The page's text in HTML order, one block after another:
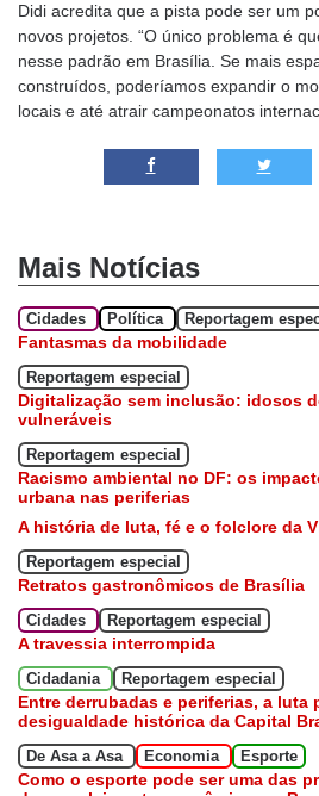
Didi acredita que a pista pode ser um
novos projetos. “O único problema é
nesse padrão em Brasília. Se mais
construídos, poderíamos expandir o
locais e até atrair campeonatos
Mais Notícias
Cidades Política Reportagem
Fantasmas da mobilidade
Reportagem especial
Digitalização sem inclusão: idosos
vulneráveis
Reportagem especial
Racismo ambiental no DF: os
urbana nas periferias
A história de luta, fé e o folclore da
Reportagem especial
Retratos gastronômicos de Brasília
Cidades Reportagem especial
A travessia interrompida
Cidadania Reportagem especial
Entre derrubadas e periferias, a luta
desigualdade histórica da Capital
De Asa a Asa Economia Esporte
Como o esporte pode ser uma das